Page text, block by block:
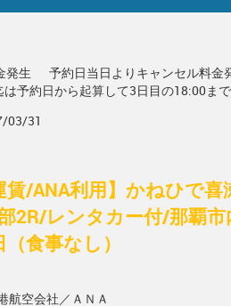
発生
予約日当日よりキャンセル料金
予約日から起算して3日目の18:00ま
03/31
賃/ANA利用】かねひで
2R/レンタカー付/那覇
食事なし）
航空会社／ＡＮＡ